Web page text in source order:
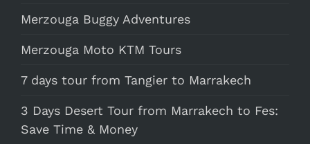
Merzouga Buggy Adventures
Merzouga Moto KTM Tours
7 days tour from Tangier to Marrakech
3 Days Desert Tour from Marrakech to Fes:
Save Time & Money